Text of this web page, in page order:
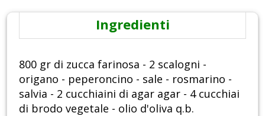
Ingredienti
800 gr di zucca farinosa - 2 scalogni -
origano - peperoncino - sale - rosmarino -
salvia - 2 cucchiaini di agar agar - 4 cucchiai
di brodo vegetale - olio d'oliva q.b.